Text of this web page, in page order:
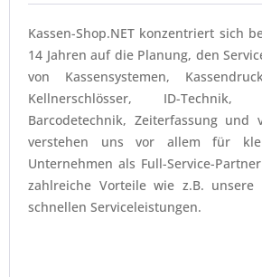
Kassen-Shop.NET konzentriert sich
14 Jahren auf die Planung, den
von Kassensystemen,
Kellnerschlösser, ID-Technik,
Barcodetechnik, Zeiterfassung und
verstehen uns vor allem für
Unternehmen als Full-Service-
zahlreiche Vorteile wie z.B. unsere
schnellen Serviceleistungen.